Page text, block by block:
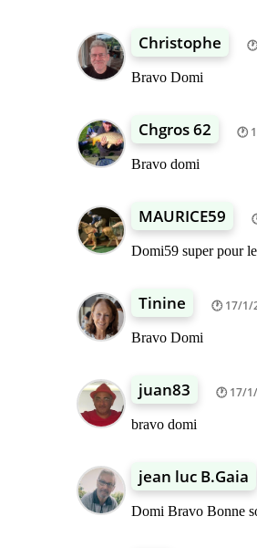
Christophe
Bravo Domi
Chgros 62
Bravo domi
MAURICE59
Domi59 super pour
Tinine 17/1/
Bravo Domi
juan83 17/
bravo domi
jean luc B.Gaia
Domi Bravo Bonne